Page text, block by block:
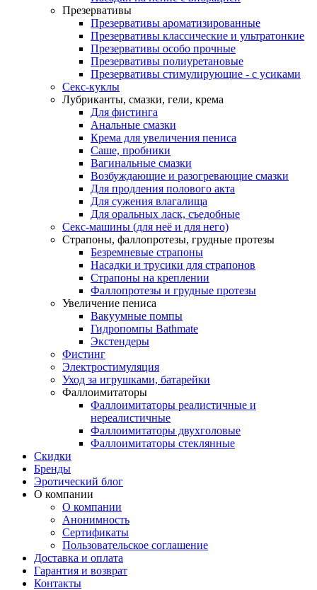
Презервативы
Презервативы ароматизированные
Презервативы классические и ультратонкие
Презервативы особо прочные
Презервативы полиуретановые
Презервативы стимулирующие - с усиками
Секс-куклы
Лубриканты, смазки, гели, крема
Для фистинга
Анальные смазки
Крема для увеличения пениса
Саше, пробники
Вагинальные смазки
Возбуждающие и разогревающие смазки
Для продления полового акта
Для сужения влагалища
Для оральных ласк, съедобные
Секс-машины (для неё и для него)
Страпоны, фаллопротезы, грудные протезы
Безремневые страпоны
Насадки и трусики для страпонов
Страпоны на креплении
Фаллопротезы и грудные протезы
Увеличение пениса
Вакуумные помпы
Гидропомпы Bathmate
Экстендеры
Фистинг
Электростимуляция
Уход за игрушками, батарейки
Фаллоимитаторы
Фаллоимитаторы реалистичные и
нереалистичные
Фаллоимитаторы двухголовые
Фаллоимитаторы стеклянные
Скидки
Бренды
Эротический блог
О компании
О компании
Анонимность
Сертификаты
Пользовательское соглашение
Доставка и оплата
Гарантия и возврат
Контакты